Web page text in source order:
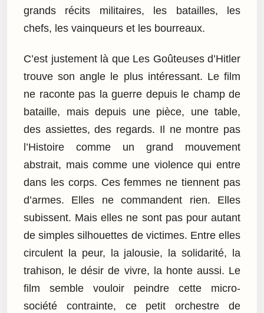
grands récits militaires, les batailles, les
chefs, les vainqueurs et les bourreaux.
C’est justement là que Les Goûteuses d’Hitler
trouve son angle le plus intéressant. Le film
ne raconte pas la guerre depuis le champ de
bataille, mais depuis une pièce, une table,
des assiettes, des regards. Il ne montre pas
l’Histoire comme un grand mouvement
abstrait, mais comme une violence qui entre
dans les corps. Ces femmes ne tiennent pas
d’armes. Elles ne commandent rien. Elles
subissent. Mais elles ne sont pas pour autant
de simples silhouettes de victimes. Entre elles
circulent la peur, la jalousie, la solidarité, la
trahison, le désir de vivre, la honte aussi. Le
film semble vouloir peindre cette micro-
société contrainte, ce petit orchestre de